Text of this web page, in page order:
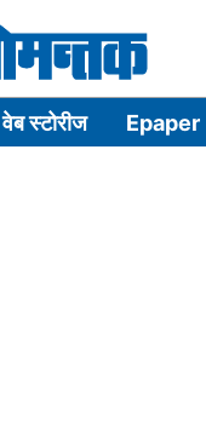
वेब स्टोरीज Epaper